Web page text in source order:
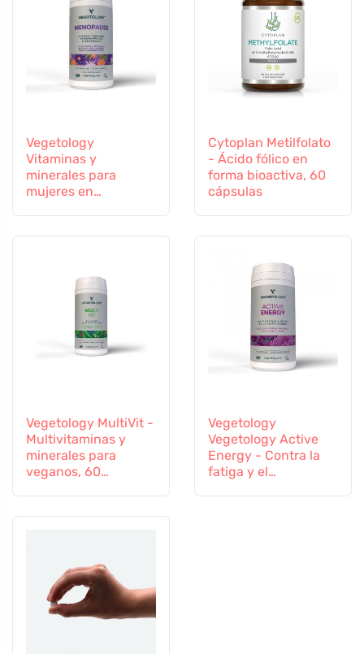
Vegetology
Vitaminas y
minerales para
mujeres en
Cytoplan Metilfolato
- Ácido fólico en
forma bioactiva, 60
cápsulas
Vegetology MultiVit -
Multivitaminas y
minerales para
veganos, 60
Vegetology
Vegetology Active
Energy - Contra la
fatiga y el